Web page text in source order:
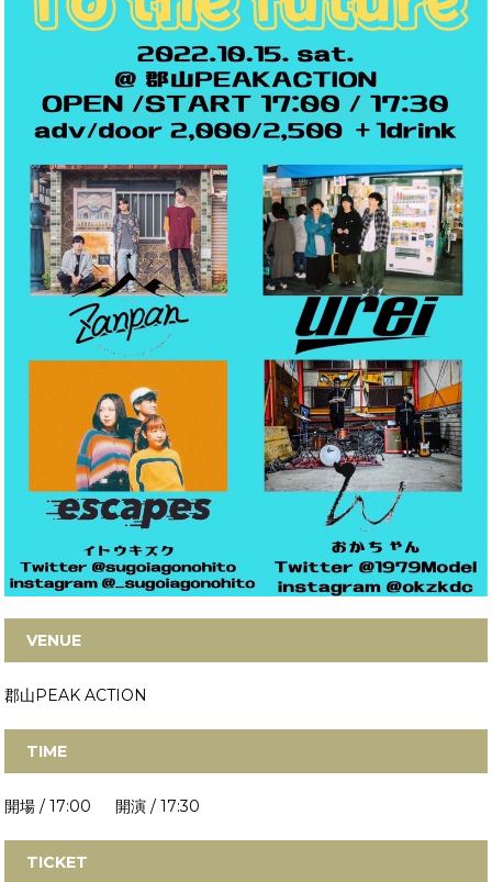
VENUE
郡山PEAK ACTION
TIME
開場 / 17:00 開演 / 17:30
TICKET